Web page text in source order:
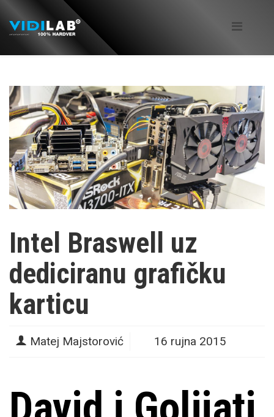
Intel Braswell uz
dediciranu grafičku
karticu
Matej Majstorović 16 rujna 2015